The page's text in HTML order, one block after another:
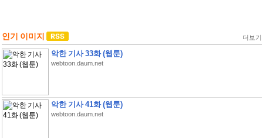
인기 이미지 더보기
악한 기사 33화 (웹툰)
webtoon.daum.net
악한 기사 41화 (웹툰)
webtoon.daum.net